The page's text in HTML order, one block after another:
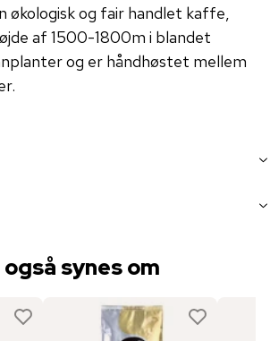
økologisk og fair handlet kaffe,
af 1500-1800m i blandet
og er håndhøstet mellem
synes om